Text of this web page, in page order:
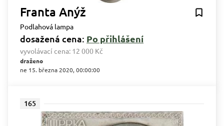
Franta Anýž
Podlahová lampa
dosažená cena: Po přihlášení
vyvolávací cena: 12 000 Kč
draženo
ne 15. března 2020, 00:00:00
165